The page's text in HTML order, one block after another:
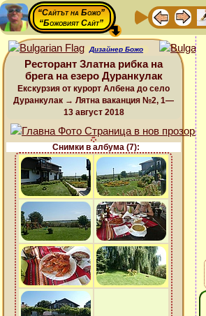
“Сайтът на Божо”
“Божовият Сайт”
Дизайнер Божо
Ресторант Златна рибка на
брега на езеро Дуранкулак
Екскурзия от курорт Албена до село
Дуранкулак → Лятна ваканция №2, 1—
13 август 2018
Снимки в албума (7):